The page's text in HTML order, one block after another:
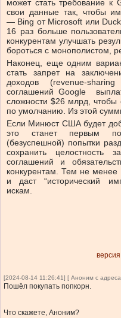
может стать требование к
свои данные так, чтобы
— Bing от Microsoft или
16 раз больше
конкурентам улучшать
бороться с монополистом,
Наконец, еще одним
стать запрет на
доходов (revenue-
соглашений Google
сложности $26 млрд, чтобы
по умолчанию. Из этой
Если Минюст США будет
это станет первым
(безуспешной) попытки
сохранить целостность
соглашений и
конкурентам. Тем не
и даст “исторический
искам.
[2024-08-14 11:26:41] [ Аноним с
Пошёл покупать попкорн.
Что скажете, Аноним?